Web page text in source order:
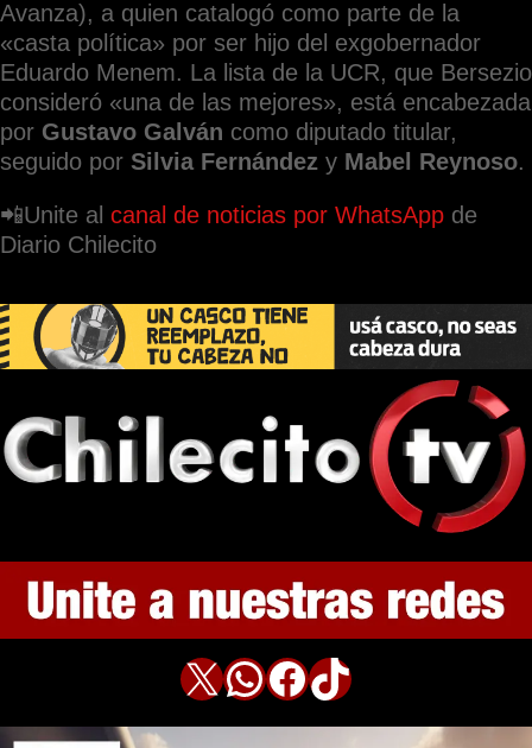
Avanza), a quien catalogó como parte de la
«casta política» por ser hijo del exgobernador
Eduardo Menem. La lista de la UCR, que Bersezio
consideró «una de las mejores», está encabezada
por Gustavo Galván como diputado titular,
seguido por Silvia Fernández y Mabel Reynoso.
📲Unite al canal de noticias por WhatsApp de
Diario Chilecito
X WhatsApp Facebook TikTok